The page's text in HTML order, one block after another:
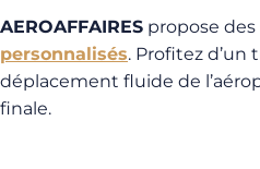
AEROAFFAIRES propose des
personnalisés. Profitez d’un
déplacement fluide de
finale.